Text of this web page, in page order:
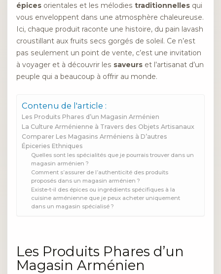
épices orientales et les mélodies traditionnelles qui
vous enveloppent dans une atmosphère chaleureuse.
Ici, chaque produit raconte une histoire, du pain lavash
croustillant aux fruits secs gorgés de soleil. Ce n’est
pas seulement un point de vente, c’est une invitation
à voyager et à découvrir les saveurs et l’artisanat d’un
peuple qui a beaucoup à offrir au monde.
Contenu de l'article :
Les Produits Phares d’un Magasin Arménien
La Culture Arménienne à Travers des Objets Artisanaux
Comparer Les Magasins Arméniens à D’autres
Épiceries Ethniques
Quelles sont les spécialités que je pourrais trouver dans un
magasin arménien ?
Comment s’assurer de l’authenticité des produits
proposés dans un magasin arménien ?
Existe-t-il des épices ou ingrédients spécifiques à la
cuisine arménienne que je peux acheter uniquement
dans un magasin spécialisé ?
Les Produits Phares d’un
Magasin Arménien